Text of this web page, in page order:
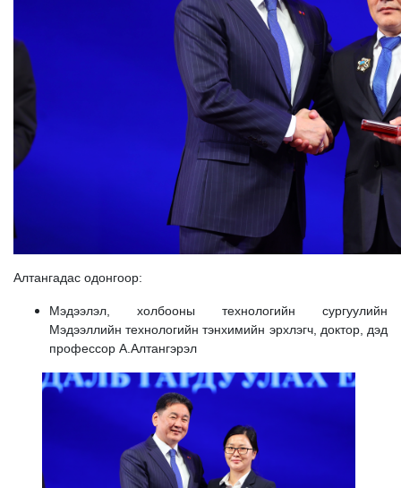
Алтангадас одонгоор:
Мэдээлэл, холбооны технологийн сургуулийн
Мэдээллийн технологийн тэнхимийн эрхлэгч, доктор, дэд
профессор А.Алтангэрэл